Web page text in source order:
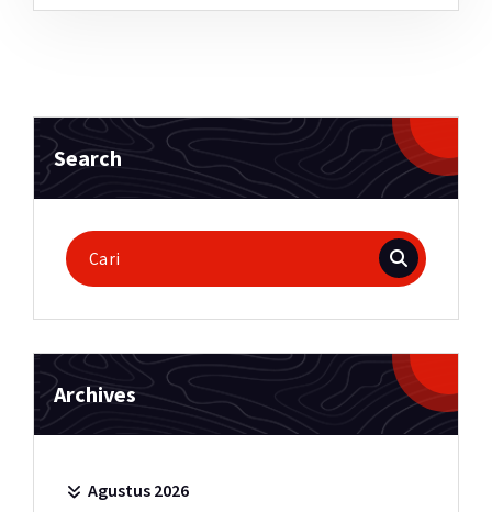
Search
Pencarian
untuk:
Archives
Agustus 2026